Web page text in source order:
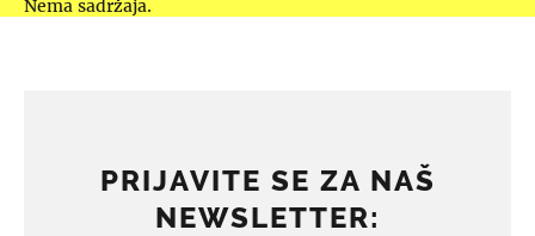
Nema sadržaja.
PRIJAVITE SE ZA NAŠ
NEWSLETTER: